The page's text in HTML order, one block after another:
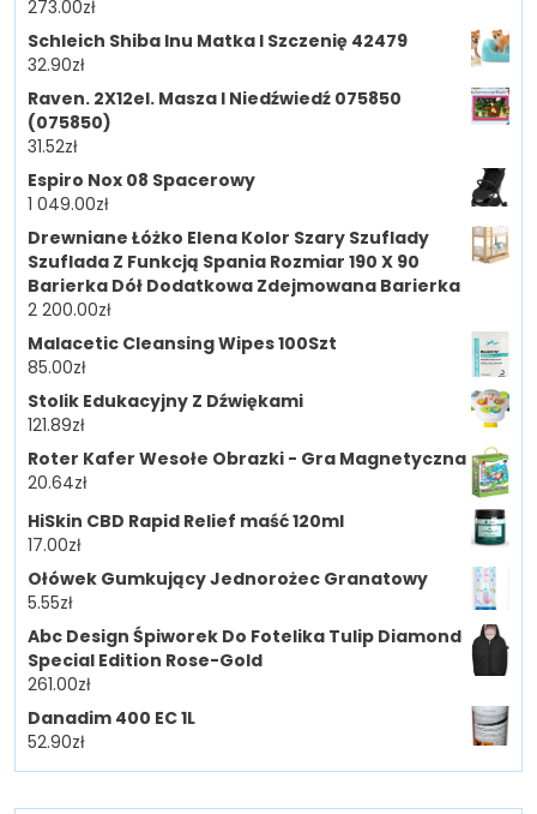
273.00zł
Schleich Shiba Inu Matka I Szczenię 42479
32.90zł
Raven. 2X12el. Masza I Niedźwiedź 075850
(075850)
31.52zł
Espiro Nox 08 Spacerowy
1 049.00zł
Drewniane Łóżko Elena Kolor Szary Szuflady
Szuflada Z Funkcją Spania Rozmiar 190 X 90
Barierka Dół Dodatkowa Zdejmowana Barierka
2 200.00zł
Malacetic Cleansing Wipes 100Szt
85.00zł
Stolik Edukacyjny Z Dźwiękami
121.89zł
Roter Kafer Wesołe Obrazki - Gra Magnetyczna
20.64zł
HiSkin CBD Rapid Relief maść 120ml
17.00zł
Ołówek Gumkujący Jednorożec Granatowy
5.55zł
Abc Design Śpiworek Do Fotelika Tulip Diamond
Special Edition Rose-Gold
261.00zł
Danadim 400 EC 1L
52.90zł